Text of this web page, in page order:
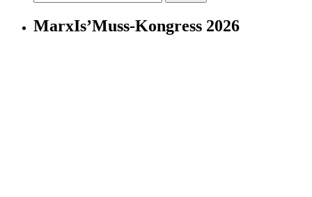
nach:
MarxIs’Muss-Kongress 2026